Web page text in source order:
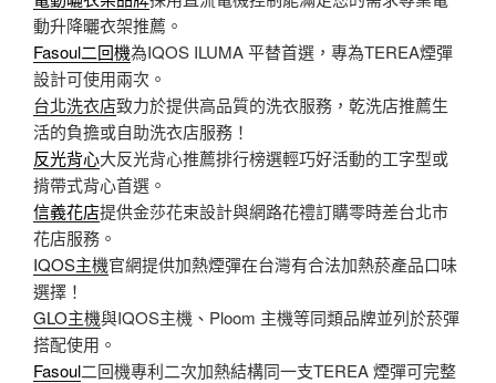
動升降曬衣架推薦。
Fasoul二回機為IQOS ILUMA 平替首選，專為TEREA煙彈
設計可使用兩次。
台北洗衣店致力於提供高品質的洗衣服務，乾洗店推薦生
活的負擔或自助洗衣店服務！
反光背心大反光背心推薦排行榜選輕巧好活動的工字型或
揹帶式背心首選。
信義花店提供金莎花束設計與網路花禮訂購零時差台北市
花店服務。
IQOS主機官網提供加熱煙彈在台灣有合法加熱菸產品口味
選擇！
GLO主機與IQOS主機、Ploom 主機等同類品牌並列於菸彈
搭配使用。
Fasoul二回機專利二次加熱結構同一支TEREA 煙彈可完整